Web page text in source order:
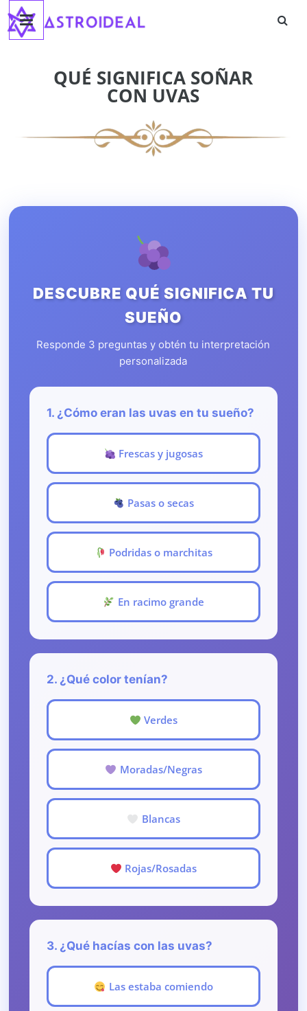
Saltar
contenido
Astroideal
QUÉ SIGNIFICA SOÑAR
CON UVAS
DESCUBRE QUÉ SIGNIFICA TU
SUEÑO
Responde 3 preguntas y obtén tu interpretación
personalizada
1. ¿Cómo eran las uvas en tu sueño?
Frescas y jugosas
Pasas o secas
Podridas o marchitas
En racimo grande
2. ¿Qué color tenían?
Verdes
Moradas/Negras
Blancas
Rojas/Rosadas
3. ¿Qué hacías con las uvas?
Las estaba comiendo